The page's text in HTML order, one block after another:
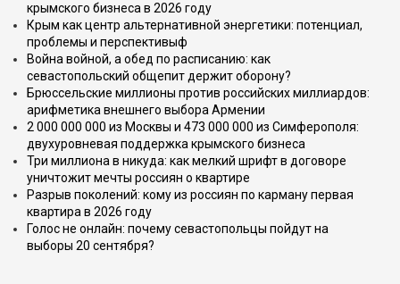
крымского бизнеса в 2026 году
Крым как центр альтернативной энергетики: потенциал,
проблемы и перспективыф
Война войной, а обед по расписанию: как
севастопольский общепит держит оборону?
Брюссельские миллионы против российских миллиардов:
арифметика внешнего выбора Армении
2 000 000 000 из Москвы и 473 000 000 из Симферополя:
двухуровневая поддержка крымского бизнеса
Три миллиона в никуда: как мелкий шрифт в договоре
уничтожит мечты россиян о квартире
Разрыв поколений: кому из россиян по карману первая
квартира в 2026 году
Голос не онлайн: почему севастопольцы пойдут на
выборы 20 сентября?